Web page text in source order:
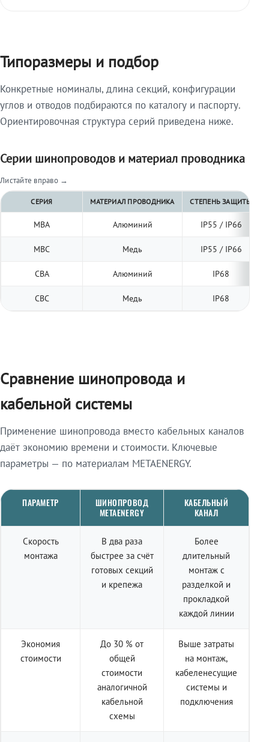
Типоразмеры и подбор
Конкретные номиналы, длина секций, конфигурации
углов и отводов подбираются по каталогу и паспорту.
Ориентировочная структура серий приведена ниже.
Серии шинопроводов и материал проводника
Листайте вправо →
СЕРИЯ МАТЕРИАЛ ПРОВОДНИКА СТЕПЕНЬ ЗАЩИТЫ
МВА Алюминий IP55 / IP66
МВС Медь IP55 / IP66
СВА Алюминий IP68
СВС Медь IP68
Сравнение шинопровода и
кабельной системы
Применение шинопровода вместо кабельных каналов
даёт экономию времени и стоимости. Ключевые
параметры — по материалам METAENERGY.
ПАРАМЕТР
ШИНОПРОВОД
METAENERGY
КАБЕЛЬНЫЙ
КАНАЛ
Скорость
монтажа
В два раза
быстрее за счёт
готовых секций
и крепежа
Более
длительный
монтаж с
разделкой и
прокладкой
каждой линии
Экономия
стоимости
До 30 % от
общей
стоимости
аналогичной
кабельной
схемы
Выше затраты
на монтаж,
кабеленесущие
системы и
подключения